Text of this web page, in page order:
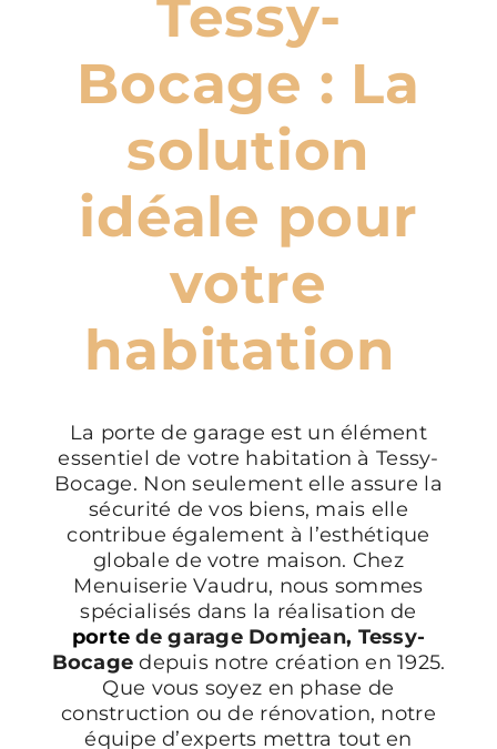
Tessy-
Bocage : La
solution
idéale pour
votre
habitation
La porte de garage est un élément
essentiel de votre habitation à Tessy-
Bocage. Non seulement elle assure la
sécurité de vos biens, mais elle
contribue également à l’esthétique
globale de votre maison. Chez
Menuiserie Vaudru, nous sommes
spécialisés dans la réalisation de
porte de garage Domjean, Tessy-
Bocage depuis notre création en 1925.
Que vous soyez en phase de
construction ou de rénovation, notre
équipe d’experts mettra tout en